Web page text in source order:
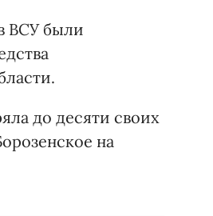
ВСУ были
до десяти своих
на